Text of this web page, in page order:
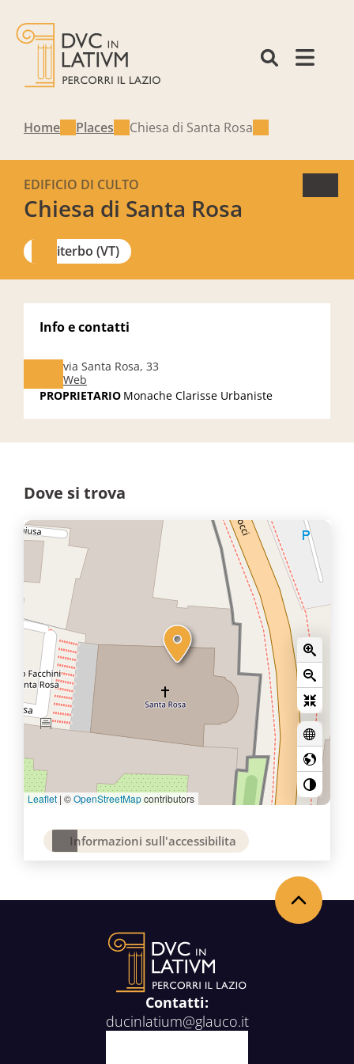
Home Places Chiesa di Santa Rosa
Chiesa di Santa Rosa
EDIFICIO DI CULTO
Viterbo (VT)
Info e contatti
via Santa Rosa, 33
Web
PROPRIETARIO Monache Clarisse Urbaniste
Dove si trova
Leaflet | ©OpenStreetMapcontributors
Informazioni sull'accessibilita
Contatti:
ducinlatium@glauco.it
Back to the top